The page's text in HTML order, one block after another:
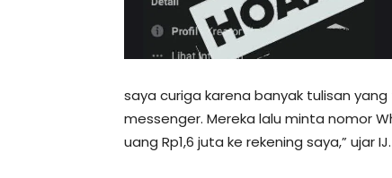
saya curiga karena banyak tulisan
messenger. Mereka lalu minta nomor
uang Rp1,6 juta ke rekening saya,” ujar IJ.